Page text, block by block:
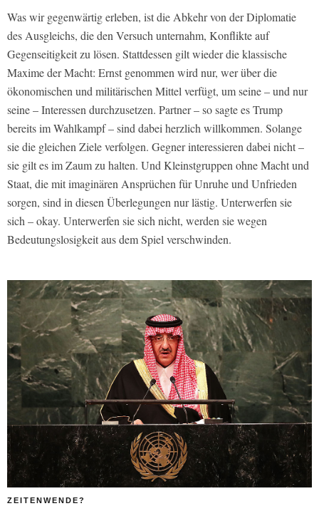
Was wir gegenwärtig erleben, ist die Abkehr von der Diplomatie
des Ausgleichs, die den Versuch unternahm, Konflikte auf
Gegenseitigkeit zu lösen. Stattdessen gilt wieder die klassische
Maxime der Macht: Ernst genommen wird nur, wer über die
ökonomischen und militärischen Mittel verfügt, um seine – und nur
seine – Interessen durchzusetzen. Partner – so sagte es Trump
bereits im Wahlkampf – sind dabei herzlich willkommen. Solange
sie die gleichen Ziele verfolgen. Gegner interessieren dabei nicht –
sie gilt es im Zaum zu halten. Und Kleinstgruppen ohne Macht und
Staat, die mit imaginären Ansprüchen für Unruhe und Unfrieden
sorgen, sind in diesen Überlegungen nur lästig. Unterwerfen sie
sich – okay. Unterwerfen sie sich nicht, werden sie wegen
Bedeutungslosigkeit aus dem Spiel verschwinden.
ZEITENWENDE?